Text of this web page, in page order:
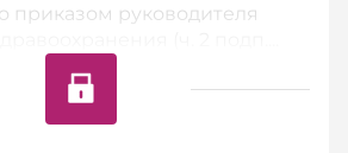
приказом руководителя